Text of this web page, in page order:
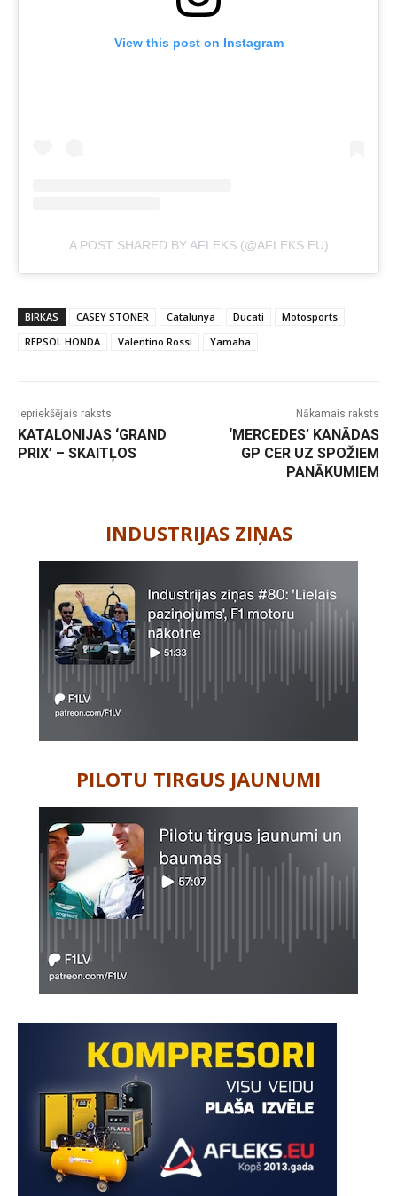
View this post on Instagram
A POST SHARED BY AFLEKS (@AFLEKS.EU)
BIRKAS CASEY STONER Catalunya Ducati
Motosports
REPSOL HONDA
Valentino Rossi Yamaha
Iepriekšējais raksts
KATALONIJAS ‘GRAND
PRIX’ – SKAITĻOS
Nākamais raksts
‘MERCEDES’ KANĀDAS
GP CER UZ SPOŽIEM
PANĀKUMIEM
INDUSTRIJAS ZIŅAS
PILOTU TIRGUS JAUNUMI